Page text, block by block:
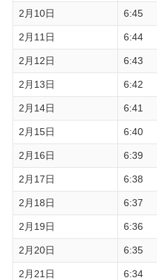
2月10日 6:45
2月11日 6:44
2月12日 6:43
2月13日 6:42
2月14日 6:41
2月15日 6:40
2月16日 6:39
2月17日 6:38
2月18日 6:37
2月19日 6:36
2月20日 6:35
2月21日 6:34